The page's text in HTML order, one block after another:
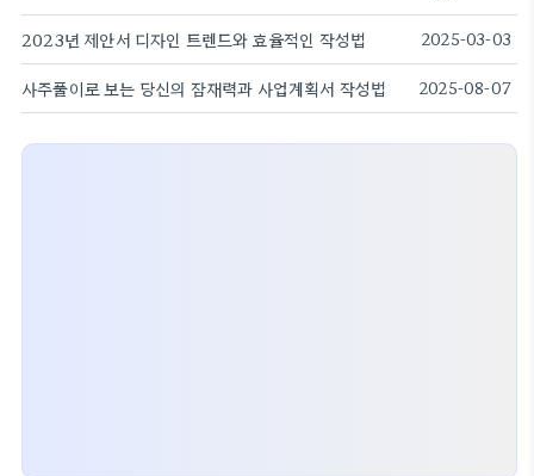
2023년 제안서 디자인 트렌드와 효율적인 작성법 2025-03-03
사주풀이로 보는 당신의 잠재력과 사업계획서 작성법 2025-08-07